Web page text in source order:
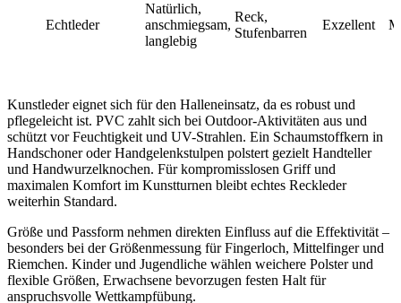
Echtleder
Natürlich,
anschmiegsam,
langlebig
Reck,
Stufenbarren
Exzellent
Kunstleder eignet sich für den Halleneinsatz, da es robust und
pflegeleicht ist. PVC zahlt sich bei Outdoor-Aktivitäten aus und
schützt vor Feuchtigkeit und UV-Strahlen. Ein Schaumstoffkern in
Handschoner oder Handgelenkstulpen polstert gezielt Handteller
und Handwurzelknochen. Für kompromisslosen Griff und
maximalen Komfort im Kunstturnen bleibt echtes Reckleder
weiterhin Standard.
Größe und Passform nehmen direkten Einfluss auf die Effektivität –
besonders bei der Größenmessung für Fingerloch, Mittelfinger und
Riemchen. Kinder und Jugendliche wählen weichere Polster und
flexible Größen, Erwachsene bevorzugen festen Halt für
anspruchsvolle Wettkampfübung.